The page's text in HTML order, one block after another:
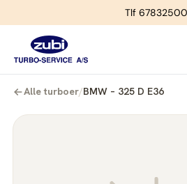
Tlf 67832500
Alle turboer/BMW – 325 D E36